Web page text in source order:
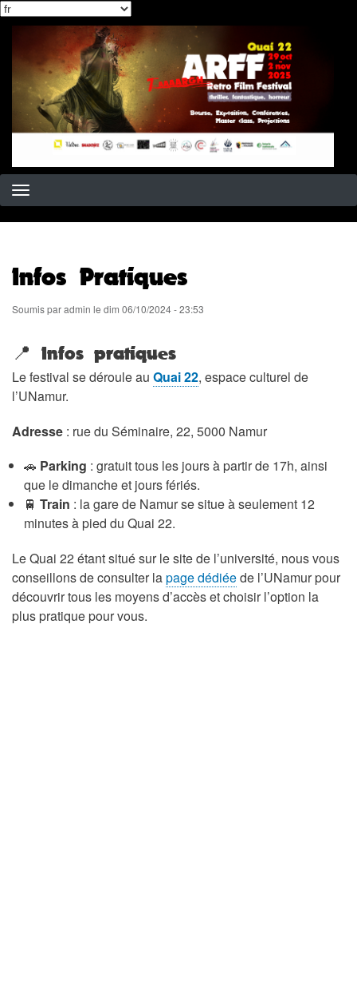
au
contenu
principal
Select
your
Infos Pratiques
Soumis paradmin le dim 06/10/2024 - 23:53
📍 Infos pratiques
Le festival se déroule au Quai 22, espace culturel de
l’UNamur.
Adresse : rue du Séminaire, 22, 5000 Namur
🚗 Parking : gratuit tous les jours à partir de 17h, ainsi
que le dimanche et jours fériés.
🚆 Train : la gare de Namur se situe à seulement 12
minutes à pied du Quai 22.
Le Quai 22 étant situé sur le site de l’université, nous vous
conseillons de consulter lapage dédiéede l’UNamur pour
découvrir tous les moyens d’accès et choisir l’option la
plus pratique pour vous.